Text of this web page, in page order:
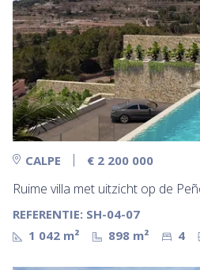
CALPE € 2 200 000
Ruime villa met uitzicht op de
REFERENTIE: SH-04-07
1 042 m²
898 m² 4